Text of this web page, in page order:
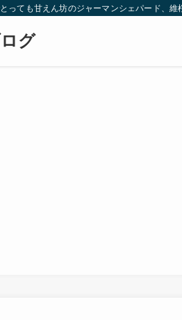
っても甘えん坊のジャーマンシェパード、
グ